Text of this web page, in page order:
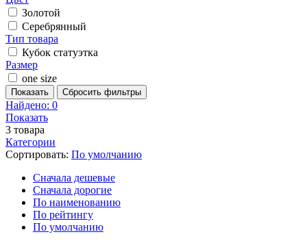
Золотой
Серебрянный
Тип товара
Кубок статуэтка
Размер
one size
Показать Сбросить фильтры
Найдено: 0
Показать
3 товара
Категории
Сортировать: По умолчанию
Cначала дешевые
Cначала дорогие
По наименованию
По рейтингу
По умолчанию